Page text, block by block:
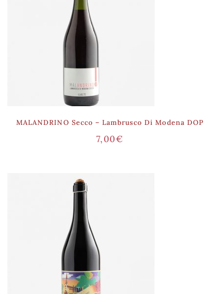
MALANDRINO Secco – Lambrusco Di Modena DOP
7,00€